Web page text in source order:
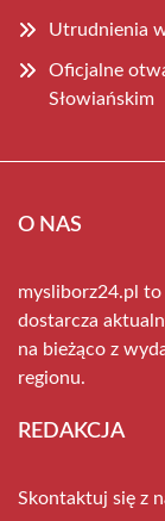
Utrudnienia
Oficjalne
Słowiańskim
O NAS
mysliborz24.pl
dostarcza
na bieżąco z
regionu.
REDAKCJA
Skontaktuj się z